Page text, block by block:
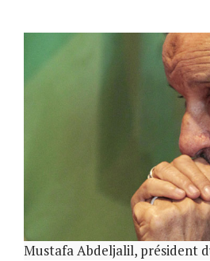
Mustafa Abdeljalil, président